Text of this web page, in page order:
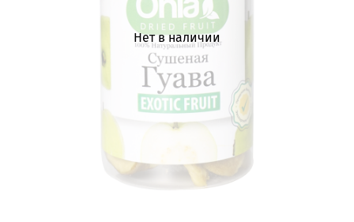
Нет в наличии